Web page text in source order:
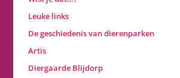
Leuke links
De geschiedenis van dierenparken
Artis
Diergaarde Blijdorp